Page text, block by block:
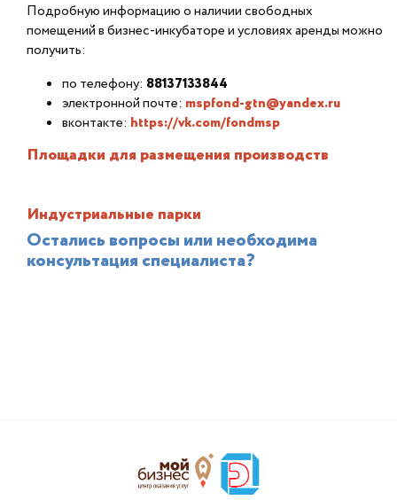
Подробную информацию о наличии свободных
помещений в бизнес-инкубаторе и условиях аренды можно
получить:
по телефону: 88137133844
электронной почте: mspfond-gtn@yandex.ru
вконтакте: https://vk.com/fondmsp
Площадки для размещения производств
Индустриальные парки
Остались вопросы или необходима
консультация специалиста?